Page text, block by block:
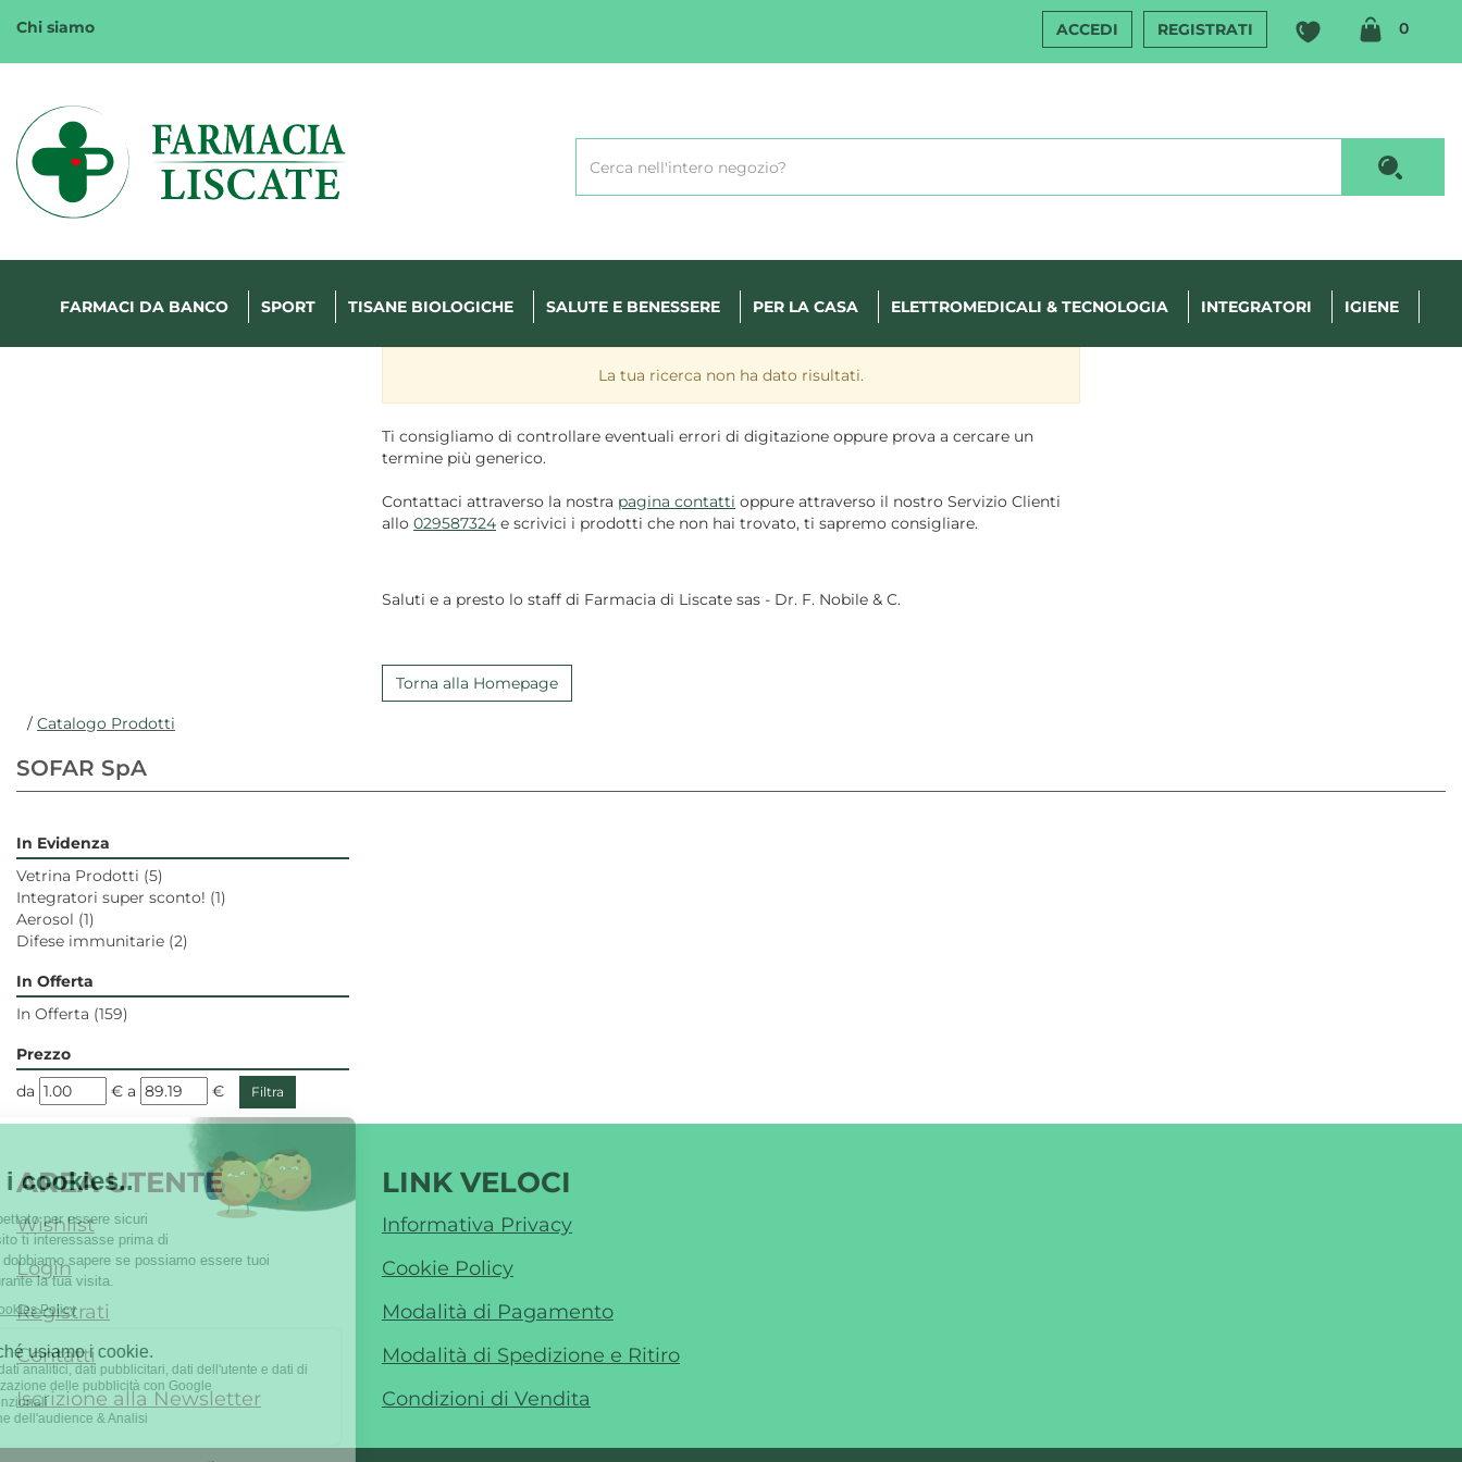
Chi siamo ACCEDI REGISTRATI 0
Margherita
FarmaWeb
Prodotto
FARMACI DA BANCO SPORT TISANE BIOLOGICHE SALUTE E BENESSERE PER LA CASA ELETTROMEDICALI & TECNOLOGIA INTEGRATORI IGIENE
La tua ricerca non ha dato risultati.
Ti consigliamo di controllare eventuali errori di digitazione oppure prova a cercare un
termine più generico.
Contattaci attraverso la nostra pagina contatti oppure attraverso il nostro Servizio Clienti
allo 029587324 e scrivici i prodotti che non hai trovato, ti sapremo consigliare.
Saluti e a presto lo staff di Farmacia di Liscate sas - Dr. F. Nobile & C.
Torna alla Homepage
/ Catalogo Prodotti
SOFAR SpA
In Evidenza
Vetrina Prodotti (5)
Integratori super sconto! (1)
Aerosol (1)
Difese immunitarie (2)
In Offerta
In Offerta (159)
Prezzo
filtra
da € filtra
a €
AREA UTENTE
Wishlist
Login
Registrati
Contatti
Iscrizione alla Newsletter
LINK VELOCI
Informativa Privacy
Cookie Policy
Modalità di Pagamento
Modalità di Spedizione e Ritiro
Condizioni di Vendita